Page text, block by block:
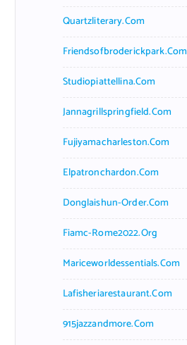
Quartzliterary.com
Friendsofbroderickpark.com
Studiopiattellina.com
Jannagrillspringfield.com
Fujiyamacharleston.com
Elpatronchardon.com
Donglaishun-Order.com
Fiamc-Rome2022.org
Mariceworldessentials.com
Lafisheriarestaurant.com
915jazzandmore.com